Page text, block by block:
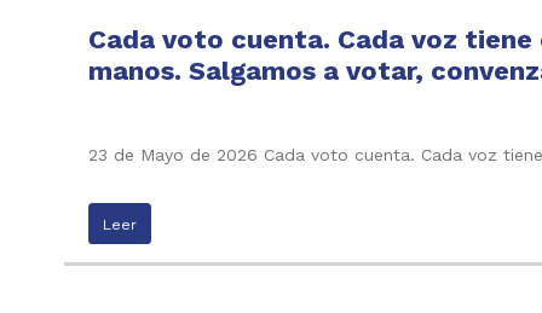
Cada voto cuenta. Cada voz
manos. Salgamos a votar,
23 de Mayo de 2026 Cada voto cuenta. Cada voz
Leer